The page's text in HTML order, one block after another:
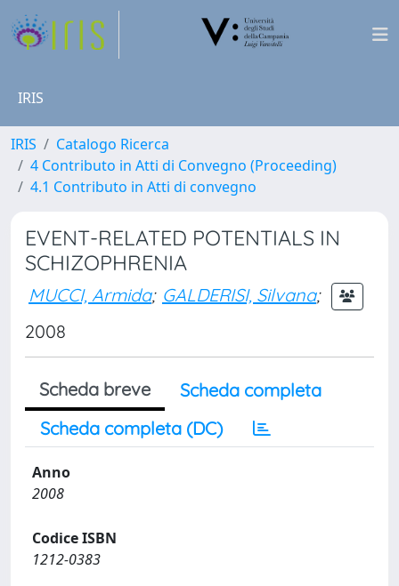
IRIS
IRIS
Catalogo Ricerca
4 Contributo in Atti di Convegno (Proceeding)
4.1 Contributo in Atti di convegno
EVENT-RELATED POTENTIALS IN
SCHIZOPHRENIA
MUCCI, Armida; GALDERISI, Silvana;
2008
Scheda breve
Scheda completa
Scheda completa (DC)
Anno
2008
Codice ISBN
1212-0383